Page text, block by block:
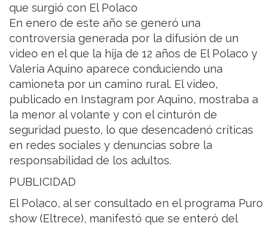
que surgió con El Polaco
En enero de este año se generó una
controversia generada por la difusión de un
video en el que la hija de 12 años de El Polaco y
Valeria Aquino aparece conduciendo una
camioneta por un camino rural. El video,
publicado en Instagram por Aquino, mostraba a
la menor al volante y con el cinturón de
seguridad puesto, lo que desencadenó críticas
en redes sociales y denuncias sobre la
responsabilidad de los adultos.
PUBLICIDAD
El Polaco, al ser consultado en el programa Puro
show (Eltrece), manifestó que se enteró del